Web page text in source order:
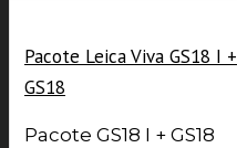
Pacote Leica Viva GS18 I +
GS18
Pacote GS18 I + GS18